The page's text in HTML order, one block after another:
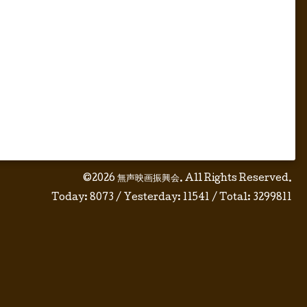
©2026 無声映画振興会. All Rights Reserved.
Today: 8073 / Yesterday: 11541 / Total: 3299811